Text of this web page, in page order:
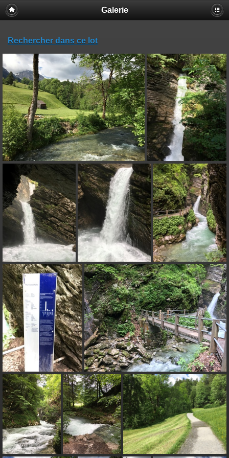
Galerie
Rechercher dans ce lot